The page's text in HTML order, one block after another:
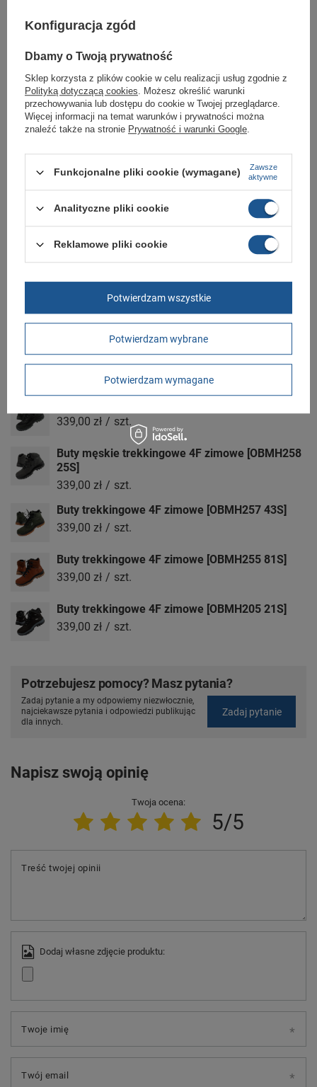
Gwarancja
Zapięcie sznurowane
Płeć męskie
Kolor czarny
GWARANCJA
Czas na reklamację z tytułu rękojmi
2 lata
rękojmia wyłączona dla przedsiębiorców
Adres do reklamacji
Butomania.pl
Kościuszki 27b
85-079 Bydgoszcz
Zobacz również
Buty trekkingowe 4F zimowe [OBMH205 22S]
339,00 zł / szt.
Buty męskie trekkingowe 4F zimowe [OBMH258
25S]
339,00 zł / szt.
Buty trekkingowe 4F zimowe [OBMH257 43S]
339,00 zł / szt.
Buty trekkingowe 4F zimowe [OBMH255 81S]
339,00 zł / szt.
Buty trekkingowe 4F zimowe [OBMH205 21S]
339,00 zł / szt.
Potrzebujesz pomocy? Masz pytania?
Zadaj pytanie a my odpowiemy niezwłocznie,
najciekawsze pytania i odpowiedzi publikując
dla innych.
Zadaj pytanie
Napisz swoją opinię
Twoja ocena:
5/5
Treść twojej opinii
Dodaj własne zdjęcie produktu:
Twoje imię
Twój email
Konfiguracja zgód
Dbamy o Twoją prywatność
Sklep korzysta z plików cookie w celu realizacji usług zgodnie z
Polityką dotyczącą cookies. Możesz określić warunki
przechowywania lub dostępu do cookie w Twojej przeglądarce.
Więcej informacji na temat warunków i prywatności można
znaleźć także na stronie Prywatność i warunki Google.
Funkcjonalne pliki cookie (wymagane)
Zawsze
aktywne
Analityczne pliki cookie
Reklamowe pliki cookie
Potwierdzam wybrane
Potwierdzam wymagane
Potwierdzam wszystkie